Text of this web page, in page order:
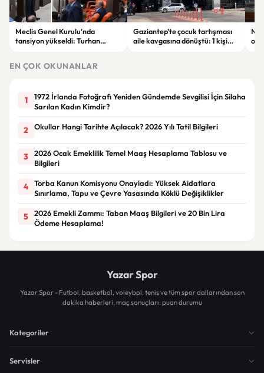
Meclis Genel Kurulu'nda
tansiyon yükseldi: Turhan
Gaziantep’te çocuk tartışması
aile kavgasına dönüştü: 1 kişi
EN ÇOK OKUNANLAR
1
1972 İrlanda Fotoğrafı Yeniden Gündemde Sevgilisi İçin Silaha
Sarılan Kadın Kimdir?
2 Okullar Hangi Tarihte Açılacak? 2026 Yılı Tatil Bilgileri
3
2026 Ocak Emeklilik Temel Maaş Hesaplama Tablosu ve
Bilgileri
4
Torba Kanun Komisyonu Onayladı: Yüksek Aidatlara
Sınırlama, Tapu ve Çevre Yasasında Köklü Değişiklikler
5
2026 Emekli Zammı: Taban Maaş Bilgileri ve 20 Bin Lira
Ödeme Hesaplama!
Yazar Spor
Yazar Spor - Futbol, basketbol, voleybol, tenis ve tüm spor dallarından son
dakika haberleri, maç sonuçları, puan durumu
Kategoriler
Servisler